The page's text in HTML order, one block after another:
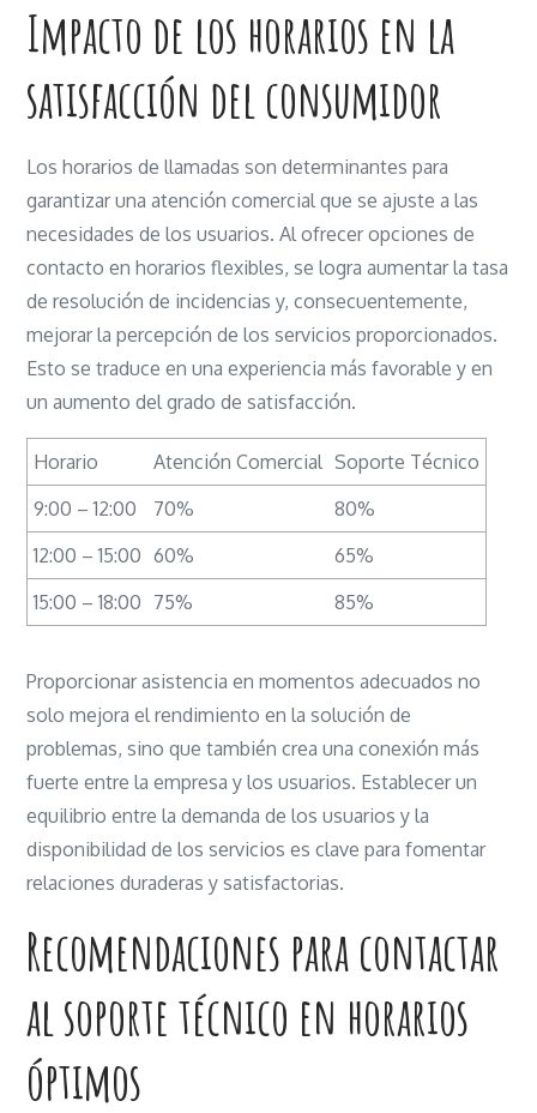
Impacto de los horarios en la
satisfacción del consumidor
Los horarios de llamadas son determinantes para
garantizar una atención comercial que se ajuste a las
necesidades de los usuarios. Al ofrecer opciones de
contacto en horarios flexibles, se logra aumentar la tasa
de resolución de incidencias y, consecuentemente,
mejorar la percepción de los servicios proporcionados.
Esto se traduce en una experiencia más favorable y en
un aumento del grado de satisfacción.
Horario Atención Comercial Soporte Técnico
9:00 – 12:00
70%
80%
12:00 – 15:00 60%
65%
15:00 – 18:00 75% 85%
Proporcionar asistencia en momentos adecuados no
solo mejora el rendimiento en la solución de
problemas, sino que también crea una conexión más
fuerte entre la empresa y los usuarios. Establecer un
equilibrio entre la demanda de los usuarios y la
disponibilidad de los servicios es clave para fomentar
relaciones duraderas y satisfactorias.
Recomendaciones para contactar
al soporte técnico en horarios
óptimos